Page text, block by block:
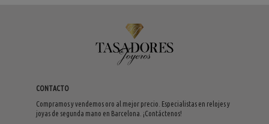
CONTACTO
Compramos y vendemos oro al mejor precio. Especialistas en relojes y
joyas de segunda mano en Barcelona. ¡Contáctenos!